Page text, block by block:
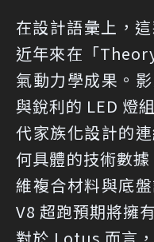
在設計語彙上，
近年來在「
氣動力學成果。
與銳利的 LED 燈
代家族化設計的
何具體的技術數
維複合材料與底
V8 超跑預期將擁
對於 Lotus 而言